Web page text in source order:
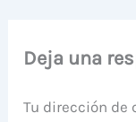
Deja una
Tu dirección de